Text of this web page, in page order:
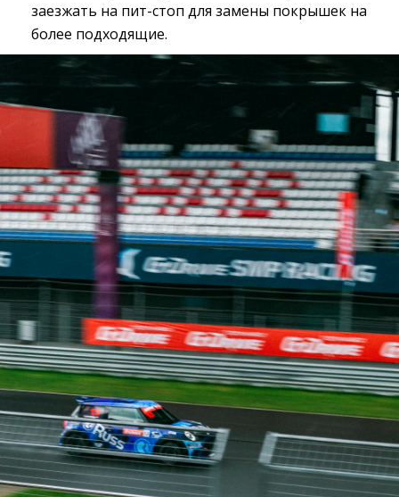
заезжать на пит-стоп для замены покрышек на
более подходящие.